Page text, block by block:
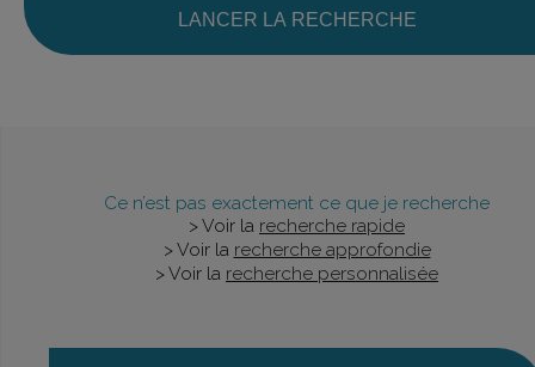
LANCER LA RECHERCHE
Ce n’est pas exactement ce que je recherche
> Voir la recherche rapide
> Voir la recherche approfondie
> Voir la recherche personnalisée